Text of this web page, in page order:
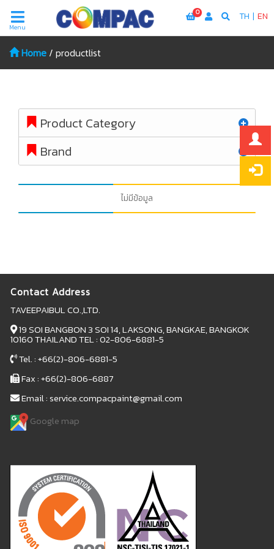
0 TH | EN
Menu
Home / productlist
Product Category
Brand
ไม่มีข้อมูล
Contact Address
TAVEEPAIBUL CO.,LTD.
19 SOI BANGBON 3 SOI 14, LAKSONG, BANGKAE, BANGKOK
10160 THAILAND TEL : 02-806-6881-5
Tel. : +66(2)-806-6881-5
Fax : +66(2)-806-6887
Email : service.compacpaint@gmail.com
Google map